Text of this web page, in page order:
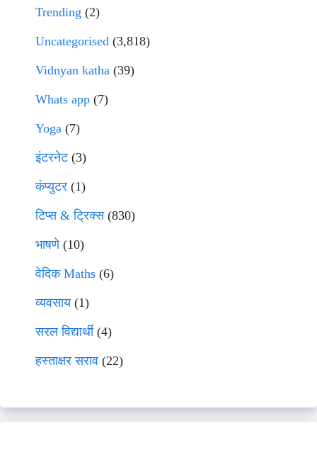
Trending (2)
Uncategorised (3,818)
Vidnyan katha (39)
Whats app (7)
Yoga (7)
इंटरनेट(3)
कंप्युटर (1)
टिप्स & ट्रिक्स(830)
भाषणे(10)
वेदिक Maths (6)
व्यवसाय(1)
सरल विद्यार्थी(4)
हस्ताक्षर सराव (22)